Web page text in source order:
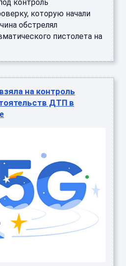
контроль
которую начали
обстрелял
пистолета на
на контроль
ДТП в